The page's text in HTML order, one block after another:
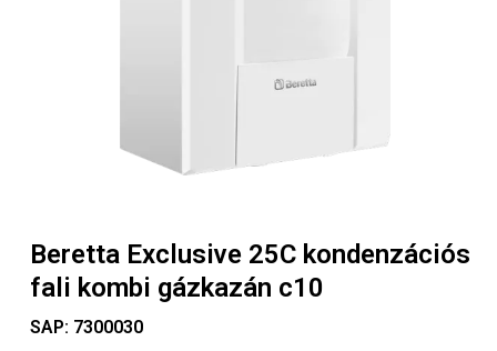
Beretta Exclusive 25C kondenzációs
fali kombi gázkazán c10
SAP: 7300030